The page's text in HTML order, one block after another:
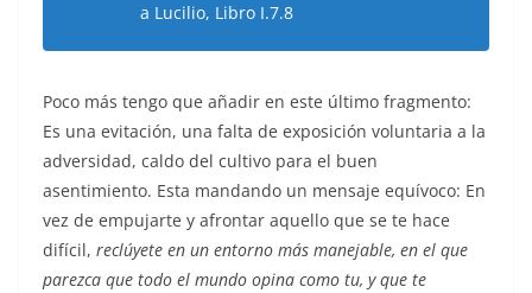
a Lucilio, Libro I.7.8
Poco más tengo que añadir en este último fragmento:
Es una evitación, una falta de exposición voluntaria a la
adversidad, caldo del cultivo para el buen
asentimiento. Esta mandando un mensaje equívoco: En
vez de empujarte y afrontar aquello que se te hace
difícil, reclúyete en un entorno más manejable, en el que
parezca que todo el mundo opina como tu, y que te